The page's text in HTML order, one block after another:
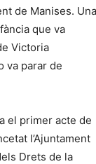
el primer acte de
l’Ajuntament
Drets de la